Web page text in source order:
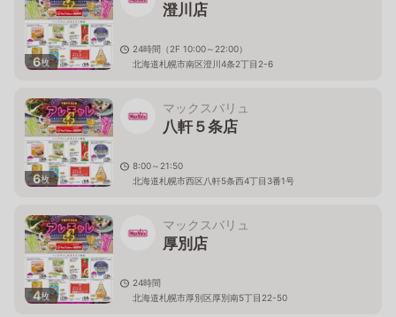
6枚
澄川店
24時間（2F 10:00～22:00）
北海道札幌市南区澄川4条2丁目2-6
6枚
マックスバリュ
八軒５条店
8:00～21:50
北海道札幌市西区八軒5条西4丁目3番1号
4枚
マックスバリュ
厚別店
24時間
北海道札幌市厚別区厚別南5丁目22-50